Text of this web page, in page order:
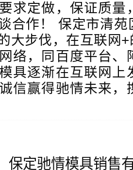
求定做，保证质量
合作！ 保定市清
大步伐，在互联网
络，同百度平台、
具逐渐在互联网上
信赢得驰情未来，
保定驰情模具销售